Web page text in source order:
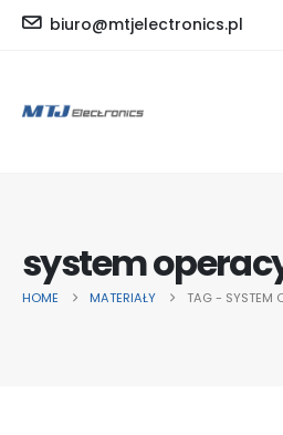
biuro@mtjelectronics.pl
system
HOME MATERIAŁY TAG - SYSTEM